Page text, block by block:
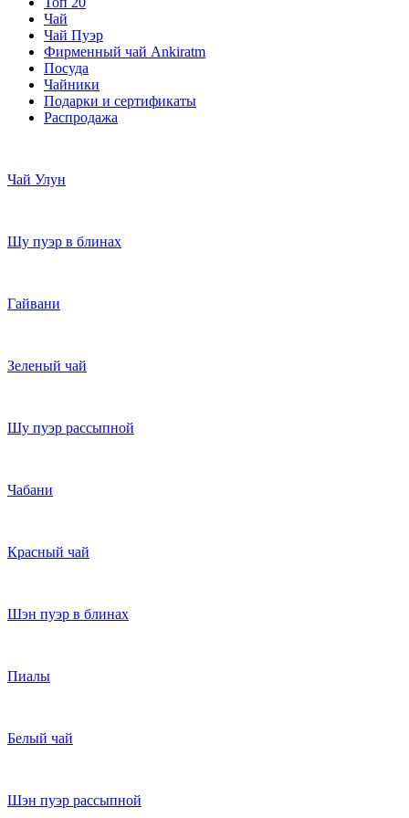
Чай
Чай Пуэр
Фирменный чай Ankiratm
Посуда
Чайники
Подарки и сертификаты
Распродажа
Чай Улун
Шу пуэр в блинах
Гайвани
Зеленый чай
Шу пуэр рассыпной
Чабани
Красный чай
Шэн пуэр в блинах
Пиалы
Белый чай
Шэн пуэр рассыпной